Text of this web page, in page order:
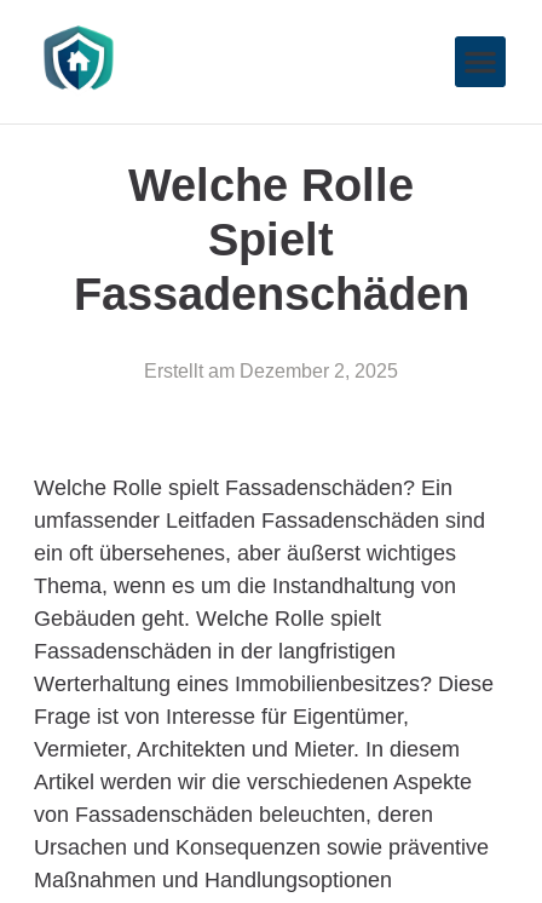
Welche Rolle
Spielt
Fassadenschäden
Erstellt am Dezember 2, 2025
Welche Rolle spielt Fassadenschäden? Ein
umfassender Leitfaden Fassadenschäden sind
ein oft übersehenes, aber äußerst wichtiges
Thema, wenn es um die Instandhaltung von
Gebäuden geht. Welche Rolle spielt
Fassadenschäden in der langfristigen
Werterhaltung eines Immobilienbesitzes? Diese
Frage ist von Interesse für Eigentümer,
Vermieter, Architekten und Mieter. In diesem
Artikel werden wir die verschiedenen Aspekte
von Fassadenschäden beleuchten, deren
Ursachen und Konsequenzen sowie präventive
Maßnahmen und Handlungsoptionen